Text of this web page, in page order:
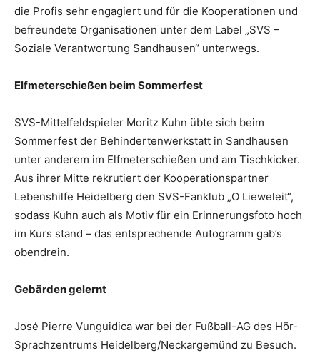
die Profis sehr engagiert und für die Kooperationen und
befreundete Organisationen unter dem Label „SVS –
Soziale Verantwortung Sandhausen“ unterwegs.
Elfmeterschießen beim Sommerfest
SVS-Mittelfeldspieler Moritz Kuhn übte sich beim
Sommerfest der Behindertenwerkstatt in Sandhausen
unter anderem im Elfmeterschießen und am Tischkicker.
Aus ihrer Mitte rekrutiert der Kooperationspartner
Lebenshilfe Heidelberg den SVS-Fanklub „O Lieweleit“,
sodass Kuhn auch als Motiv für ein Erinnerungsfoto hoch
im Kurs stand – das entsprechende Autogramm gab’s
obendrein.
Gebärden gelernt
José Pierre Vunguidica war bei der Fußball-AG des Hör-
Sprachzentrums Heidelberg/Neckargemünd zu Besuch.